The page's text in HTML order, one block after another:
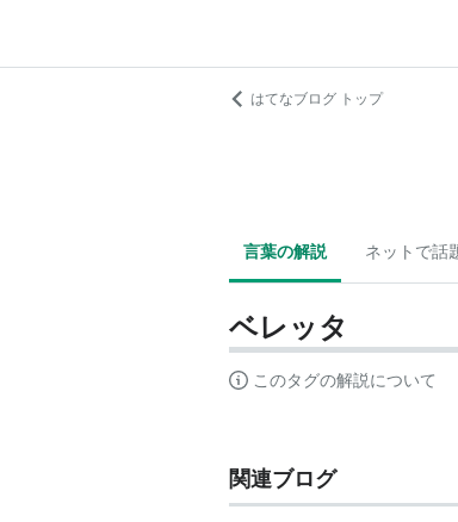
はてなブログ トップ
言葉の解説 ネットで話
ベレッタ
このタグの解説について
関連ブログ